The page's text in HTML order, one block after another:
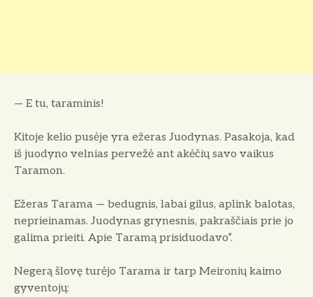
— E tu, taraminis!
Kitoje kelio pusėje yra ežeras Juodynas. Pasakoja, kad
iš juodyno velnias pervežė ant akėčių savo vaikus
Taramon.
Ežeras Tarama — bedugnis, labai gilus, aplink balotas,
ne­prieinamas. Juodynas grynesnis, pakraščiais prie jo
galima priei­ti. Apie Taramą prisiduodavo”.
Negerą šlovę turėjo Tarama ir tarp Meironių kaimo
gyven­tojų: